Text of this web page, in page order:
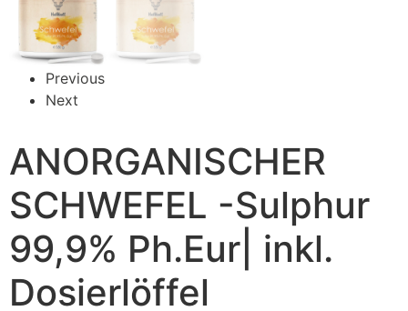
Previous
Next
ANORGANISCHER
SCHWEFEL -Sulphur
99,9% Ph.Eur| inkl.
Dosierlöffel